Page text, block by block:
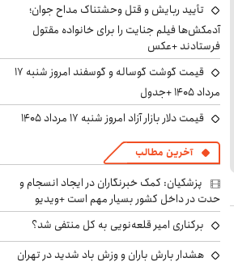
تأیید ربایش و قتل وحشتناک مداح جوان؛
آدمکش‌ها فیلم جنایت را برای خانواده مقتول
فرستادند +عکس
قیمت گوشت گوساله و گوسفند امروز شنبه ۱۷
مرداد ۱۴۰۵ +جدول
قیمت دلار بازار آزاد امروز شنبه ۱۷ مرداد ۱۴۰۵
آخرین مطالب
پزشکیان: کمک خبرنگاران در ایجاد انسجام و
حدت در داخل کشور بسیار مهم است +ویدیو
برکناری امیر قلعه‌نویی به کل منتفی شد؟
هشدار بارش باران و وزش باد شدید در تهران